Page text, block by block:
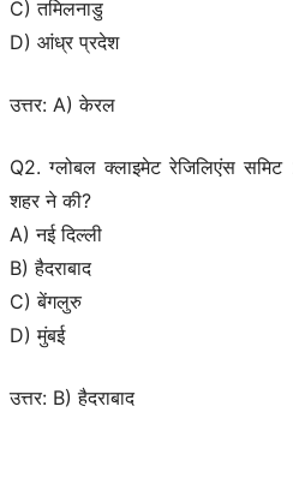
C) तमिलनाडु
D) आंध्र प्रदेश
उत्तर: A) केरल
Q2. ग्लोबल क्लाइमेट रेजिलिएंस
शहर ने की?
A) नई दिल्ली
B) हैदराबाद
C) बेंगलुरु
D) मुंबई
उत्तर: B) हैदराबाद